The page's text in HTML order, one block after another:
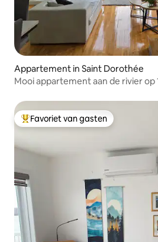
Appartement in Saint Dorothée
Mooi appartement aan de rivier op
Topfavoriet van gasten
Favoriet van gasten